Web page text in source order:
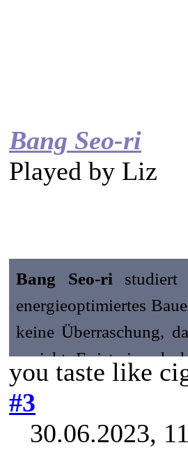
Bang Seo-ri
Played by Liz
Bang Seo-ri studiert
energieoptimiertes
keine Überraschung,
ansieht. Er ist ein sehr
sein Engagement als
nicht mal so viel
Der28-Jährige
you taste like
#3
30.06.2023,